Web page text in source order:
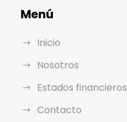
Menú
Inicio
Nosotros
Estados financieros
Contacto